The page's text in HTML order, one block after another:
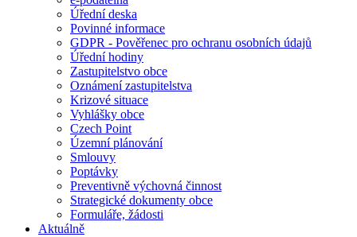
Úřední deska
Povinné informace
GDPR - Pověřenec pro ochranu osobních údajů
Úřední hodiny
Zastupitelstvo obce
Oznámení zastupitelstva
Krizové situace
Vyhlášky obce
Czech Point
Územní plánování
Smlouvy
Poptávky
Preventivně výchovná činnost
Strategické dokumenty obce
Formuláře, žádosti
Aktuálně